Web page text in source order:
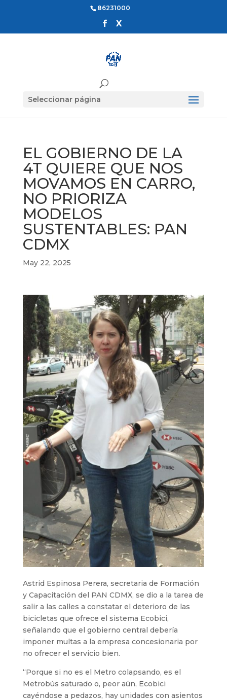
86231000
Seleccionar página
EL GOBIERNO DE LA
4T QUIERE QUE NOS
MOVAMOS EN CARRO,
NO PRIORIZA
MODELOS
SUSTENTABLES: PAN
CDMX
May 22, 2025
Astrid Espinosa Perera, secretaria de Formación
y Capacitación del PAN CDMX, se dio a la tarea de
salir a las calles a constatar el deterioro de las
bicicletas que ofrece el sistema Ecobici,
señalando que el gobierno central debería
imponer multas a la empresa concesionaria por
no ofrecer el servicio bien.
“Porque si no es el Metro colapsando, es el
Metrobús saturado o, peor aún, Ecobici
cayéndose a pedazos, hay unidades con asientos